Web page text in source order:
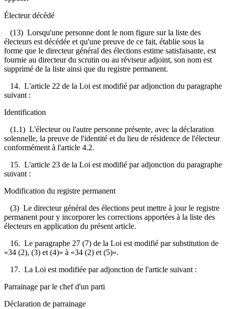
Électeur décédé
(13) Lorsqu'une personne dont le nom figure sur la liste des
électeurs est décédée et qu'une preuve de ce fait, établie sous la
forme que le directeur général des élections estime satisfaisante, est
fournie au directeur du scrutin ou au réviseur adjoint, son nom est
supprimé de la liste ainsi que du registre permanent.
14. L'article 22 de la Loi est modifié par adjonction du paragraphe
suivant :
Identification
(1.1) L'électeur ou l'autre personne présente, avec la déclaration
solennelle, la preuve de l'identité et du lieu de résidence de l'électeur
conformément à l'article 4.2.
15. L'article 23 de la Loi est modifié par adjonction du paragraphe
suivant :
Modification du registre permanent
(3) Le directeur général des élections peut mettre à jour le registre
permanent pour y incorporer les corrections apportées à la liste des
électeurs en application du présent article.
16. Le paragraphe 27 (7) de la Loi est modifié par substitution de
«34 (2), (3) et (4)» à «34 (2) et (5)».
17. La Loi est modifiée par adjonction de l'article suivant :
Parrainage par le chef d'un parti
Déclaration de parrainage